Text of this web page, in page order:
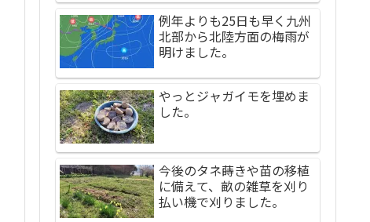
例年よりも25日も早く九州
北部から北陸方面の梅雨が
明けました。
やっとジャガイモを埋めま
した。
今後のタネ蒔きや苗の移植
に備えて、畝の雑草を刈り
払い機で刈りました。